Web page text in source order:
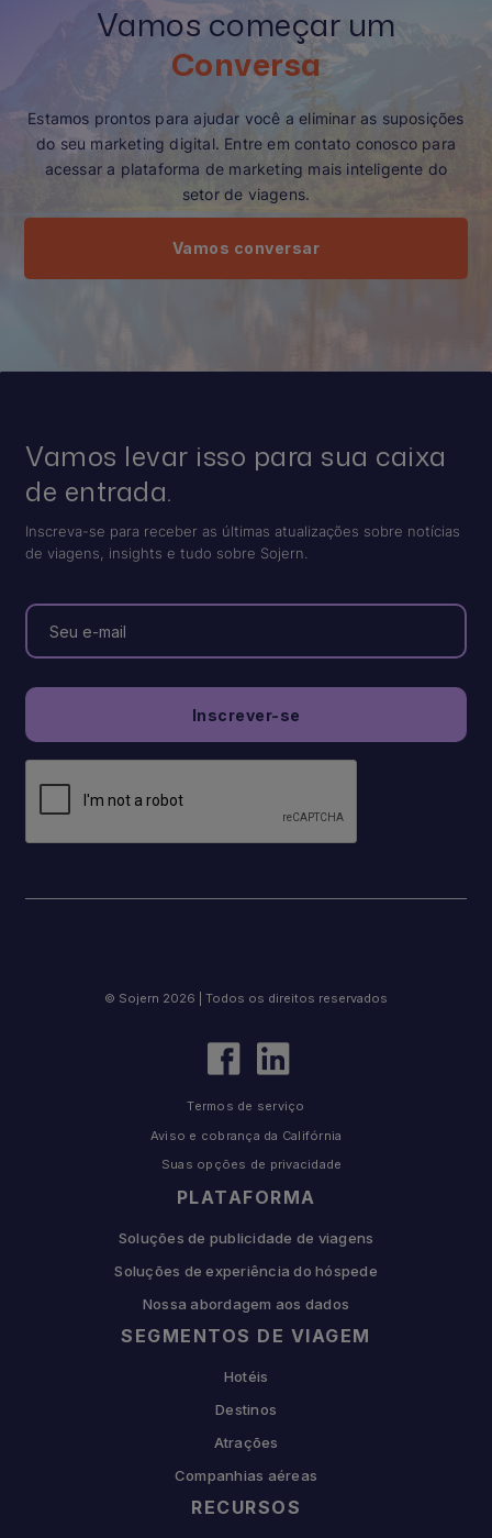
Vamos começar um
Conversa
Estamos prontos para ajudar você a eliminar as suposições
do seu marketing digital. Entre em contato conosco para
acessar a plataforma de marketing mais inteligente do
setor de viagens.
Vamos conversar
Vamos levar isso para sua caixa
de entrada.
Inscreva-se para receber as últimas atualizações sobre notícias
de viagens, insights e tudo sobre Sojern.
PLATAFORMA
Soluções de publicidade de viagens
Soluções de experiência do hóspede
Nossa abordagem aos dados
SEGMENTOS DE VIAGEM
Hotéis
Destinos
Atrações
Companhias aéreas
RECURSOS
© Sojern 2026 | Todos os direitos reservados
Termos de serviço
Aviso e cobrança da Califórnia
Suas opções de privacidade